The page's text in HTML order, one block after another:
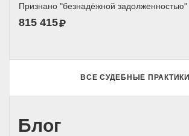
Признано "безнадёжной задолженностью"
815 415
ВСЕ СУДЕБНЫЕ ПРАКТИКИ
Блог